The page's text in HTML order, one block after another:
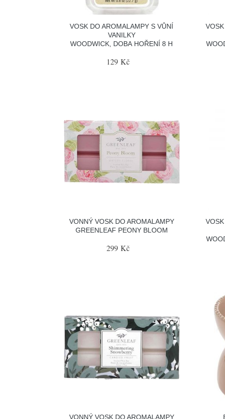
VOSK DO AROMALAMPY S VŮNÍ
VANILKY
WOODWICK, DOBA HOŘENÍ 8 H
129 Kč
VONNÝ VOSK DO AROMALAMPY
GREENLEAF PEONY BLOOM
299 Kč
VONNÝ VOSK DO AROMALAMPY